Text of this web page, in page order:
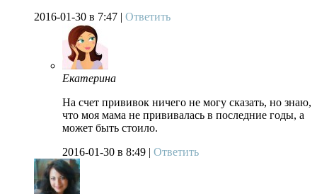
2016-01-30 в 7:47 | Ответить
Екатерина
На счет прививок ничего не могу сказать, но знаю,
что моя мама не прививалась в последние годы, а
может быть стоило.
2016-01-30 в 8:49 | Ответить